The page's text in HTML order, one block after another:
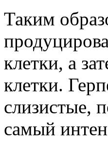
Таким
клетки, а
клетки.
слизистые,
самый